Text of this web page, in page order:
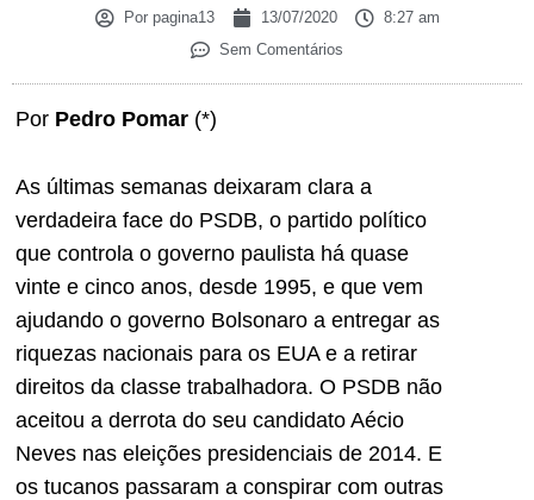
Porpagina13 13/07/2020
8:27 am
Sem Comentários
Por Pedro Pomar (*)
As últimas semanas deixaram clara a
verdadeira face do PSDB, o partido político
que controla o governo paulista há quase
vinte e cinco anos, desde 1995, e que vem
ajudando o governo Bolsonaro a entregar as
riquezas nacionais para os EUA e a retirar
direitos da classe trabalhadora. O PSDB não
aceitou a derrota do seu candidato Aécio
Neves nas eleições presidenciais de 2014. E
os tucanos passaram a conspirar com outras